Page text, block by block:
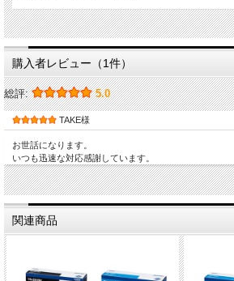
購入者レビュー（1件）
総評: 5.0
TAKE様
お世話になります。
いつも迅速な対応感謝しています。
関連商品